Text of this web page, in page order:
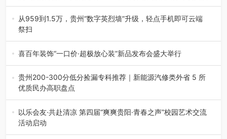
为扎实推进2026“千团万人推普强国行”大学生暑期社会实
践，牢牢紧扣 “雅韵传普…
从959到1.5万，贵州“数字英烈墙”升级，轻点手机即可云端
祭扫
八一建军节到来之际，由贵州省退役军人事务厅指导，贵阳
市退役军人事务局联合贵州广电…
喜百年装饰“一口价·超极放心装”新品发布会盛大举行
2026年7月31日，喜百年装饰“一口价·超极放心装”新品发布
会在贵阳隆重举行。…
贵州200-300分低分捡漏专科推荐｜新能源汽修类外省 5 所
优质民办高职盘点
在贵州省高考志愿填报体系中，200至300分数段考生可选择
的省内工科、新能源汽车…
以乐会友·共赴清凉 第四届“爽爽贵阳·青春之声”校园艺术交流
活动启动
七月的贵阳，清风送爽，第四届“爽爽贵阳·青春之声”校园管